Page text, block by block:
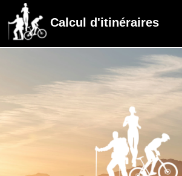
Calcul d'itinéraires